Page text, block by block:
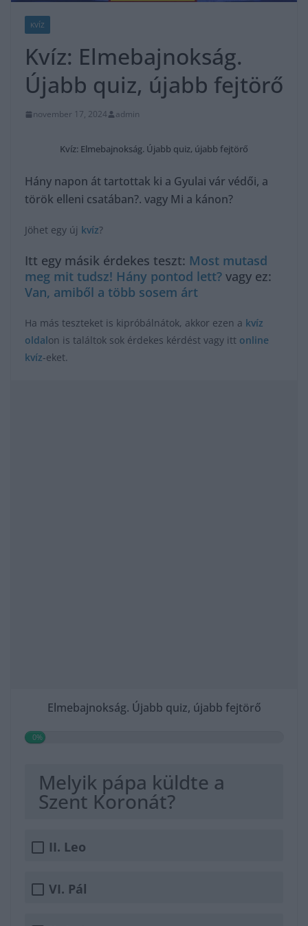
KVÍZ
Kvíz: Elmebajnokság.
Újabb quiz, újabb fejtörő
november 17, 2024 admin
Kvíz: Elmebajnokság. Újabb quiz, újabb fejtörő
Hány napon át tartottak ki a Gyulai vár védői, a
török elleni csatában?. vagy Mi a kánon?
Jöhet egy új kvíz?
Itt egy másik érdekes teszt: Most mutasd
meg mit tudsz! Hány pontod lett? vagy ez:
Van, amiből a több sosem árt
Ha más teszteket is kipróbálnátok, akkor ezen a kvíz
oldalon is találtok sok érdekes kérdést vagy itt online
kvíz-eket.
Elmebajnokság. Újabb quiz, újabb fejtörő
0%
Melyik pápa küldte a
Szent Koronát?
II. Leo
VI. Pál